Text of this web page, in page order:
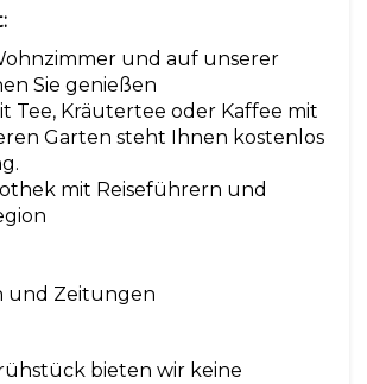
und auf unserer
Sie genießen
Tee, Kräutertee oder Kaffee mit
Garten steht Ihnen kostenlos
mit Reiseführern und
und Zeitungen
bieten wir keine